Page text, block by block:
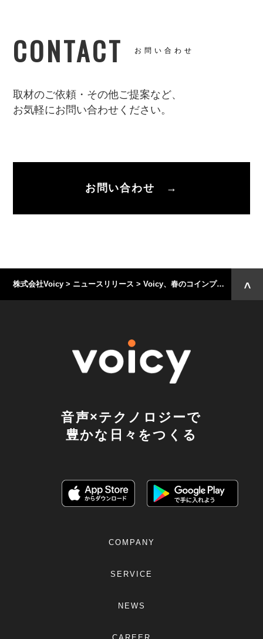
CONTACT お問い合わせ
取材のご依頼・その他ご提案など、
お気軽にお問い合わせください。
お問い合わせ →
株式会社Voicy > ニュースリリース >Voicy、春のコインプレゼントキャンペーンを3月25日より3週連続で開催。
音声×テクノロジーで
豊かな日々をつくる
COMPANY
SERVICE
NEWS